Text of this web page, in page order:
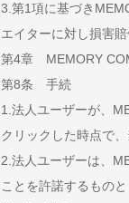
3.第1項に基づき
エイターに対し損害
第4章 MEMORY
第8条 手続
1.法人ユーザーが、
クリックした時点で
2.法人ユーザーは、
ことを許諾するものと